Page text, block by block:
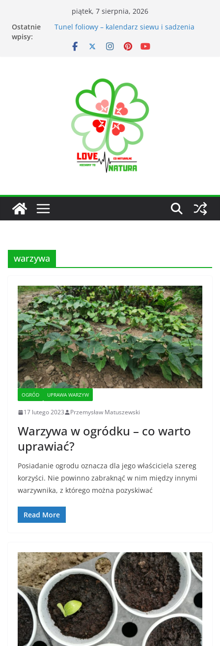
piątek, 7 sierpnia, 2026
Ostatnie
wpisy:
Przyrządy do pomiarów meteorologicznych
warzyw
Narzędzia ogrodnicze nieocenionym
wsparciem w ogrodzie
warzywa
OGRÓD UPRAWA WARZYW
17 lutego 2023 Przemysław Matuszewski
Warzywa w ogródku – co warto
uprawiać?
Posiadanie ogrodu oznacza dla jego właściciela szereg
korzyści. Nie powinno zabraknąć w nim między innymi
warzywnika, z którego można pozyskiwać
Read More